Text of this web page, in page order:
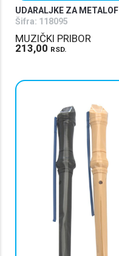
UDARALJKE ZA
Šifra: 118095
MUZIČKI PRIBOR
213,00 RSD.